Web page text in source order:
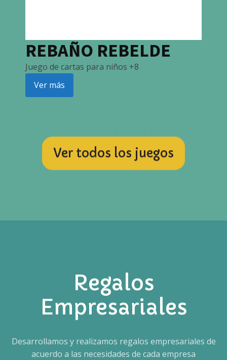
REBAÑO REBELDE
Juego de cartas para niños +8
Ver más
Ver todos los juegos
Regalos
Empresariales
Desarrollamos y realizamos regalos empresariales de
acuerdo a las necesidades de cada empresa